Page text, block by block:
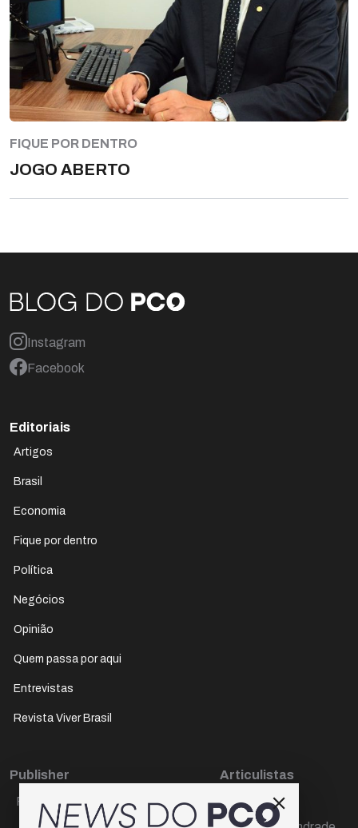
FIQUE POR DENTRO
JOGO ABERTO
Instagram
Facebook
Editoriais
Artigos
Brasil
Economia
Fique por dentro
Política
Negócios
Opinião
Quem passa por aqui
Entrevistas
Revista Viver Brasil
Publisher
Paulo Cesar de Oliveira
Articulistas
Décio Freire